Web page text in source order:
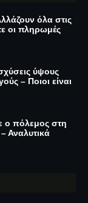
όλα στις
οι πληρωμές
ύψους
– Ποιοι είναι
ο πόλεμος στη
Αναλυτικά